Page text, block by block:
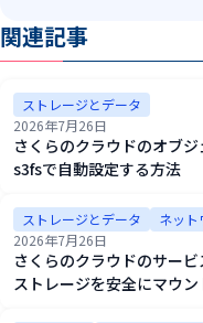
関連記事
ストレージとデータ
2026年7月26日
さくらのクラウドのオブ
s3fsで自動設定する方法
ストレージとデータ
ネット
2026年7月26日
さくらのクラウドのサー
ストレージを安全にマウ